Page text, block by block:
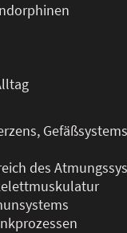
des